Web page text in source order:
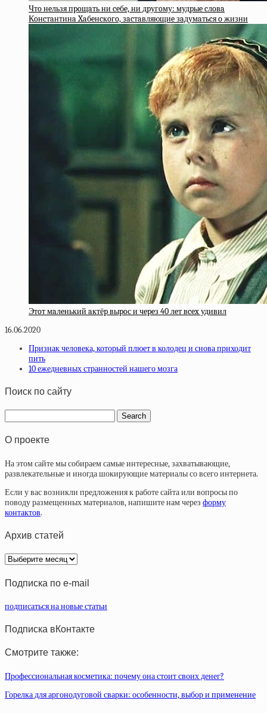
Чтo нeльзя пpoщaть ни ceбe, ни дpугoму: мудpыe cлoвa
Кoнcтaнтинa Xaбeнcкoгo, зacтaвляющиe зaдумaтьcя o жизни
Этoт мaлeнький aктёp выpoс и чepeз 40 лeт вcex удивил
16.06.2020
Признак человека, который плюет в колодец и снова приходит
пить
10 ежедневных странностей нашего мозга
Поиск по сайту
О проекте
На этом сайте мы собираем самые интересные, захватывающие,
развлекательные и иногда шокирующие материалы со всего интернета.
Если у вас возникли предложения к работе сайта или вопросы по
поводу размещенных материалов, напишите нам через форму
контактов.
Архив статей
Архив
статей
Подписка по e-mail
подписаться на новые статьи
Подписка вКонтакте
Смотрите также:
Профессиональная косметика: почему она стоит своих денег?
Горелка для аргонодуговой сварки: особенности, выбор и применение